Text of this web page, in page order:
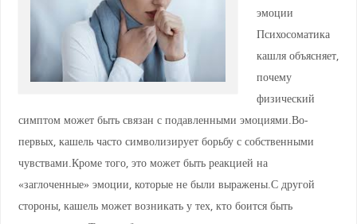
эмоции
Психосоматика
кашля объясняет,
почему
физический
симптом может быть связан с подавленными эмоциями.Во-
первых, кашель часто символизирует борьбу с собственными
чувствами.Кроме того, это может быть реакцией на
«заглоченные» эмоции, которые не были выражены.С другой
стороны, кашель может возникать у тех, кто боится быть